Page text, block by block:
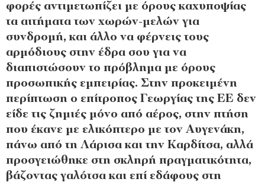
φορές αντιμετωπίζει με όρους καχυποψίας
τα αιτήματα των χωρών-μελών για
συνδρομή, και άλλο να φέρνεις τους
αρμόδιους στην έδρα σου για να
διαπιστώσουν το πρόβλημα με όρους
προσωπικής εμπειρίας. Στην προκειμένη
περίπτωση ο επίτροπος Γεωργίας της ΕΕ δεν
είδε τις ζημιές μόνο από αέρος, στην πτήση
που έκανε με ελικόπτερο με τον Αυγενάκη,
πάνω από τη Λάρισα και την Καρδίτσα, αλλά
προσγειώθηκε στη σκληρή πραγματικότητα,
βάζοντας γαλότσα και επί εδάφους στη